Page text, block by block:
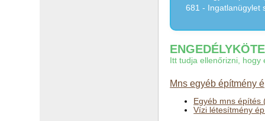
681 - Ingatlanügylet
Itt tudja ellenőrizni,
Mns egyéb építmény
Egyéb mns építés
Vízi létesítmény